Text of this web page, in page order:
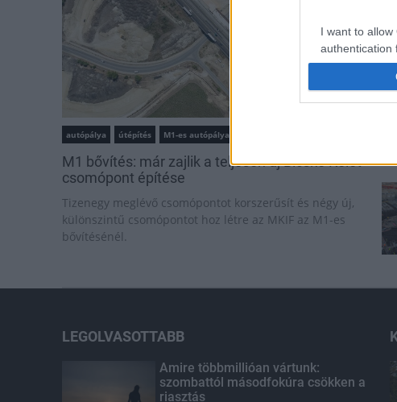
I want to
authentication
autópálya útépítés M1-es autópálya
M1 bővítés: már zajlik a teljesen új Bicske Kelet
csomópont építése
Tizenegy meglévő csomópontot korszerűsít és négy új,
különszintű csomópontot hoz létre az MKIF az M1-es
bővítésénél.
LEGOLVASOTTABB
Amire többmillióan vártunk:
szombattól másodfokúra csökken a
riasztás